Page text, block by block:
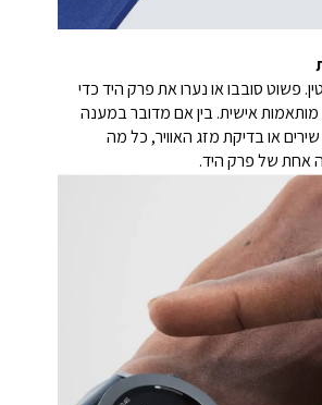
פשוט סובבו או נערו את פרק היד כדי
מותאמות אישית. בין אם מדובר במענה
או בדיקת מזג האוויר, כל מה
אחת של פרק היד.